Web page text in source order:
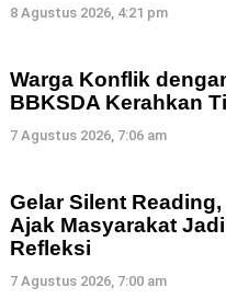
8 Agustus 2026, 4:21 pm
Warga Konflik
BBKSDA Kerahkan
7 Agustus 2026, 7:06 am
Gelar Silent
Ajak Masyarakat
Refleksi
7 Agustus 2026, 7:00 am